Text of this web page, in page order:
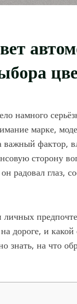
намного
марке,
важный фактор,
сторону
радовал глаз,
дороге, и
знать, на что